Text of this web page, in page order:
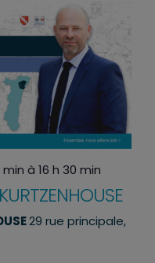
min à 16 h 30 min
29 rue principale,